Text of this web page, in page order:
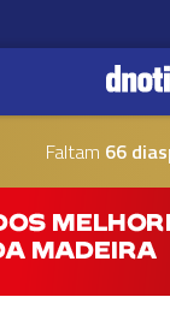
Faltam 66 dias